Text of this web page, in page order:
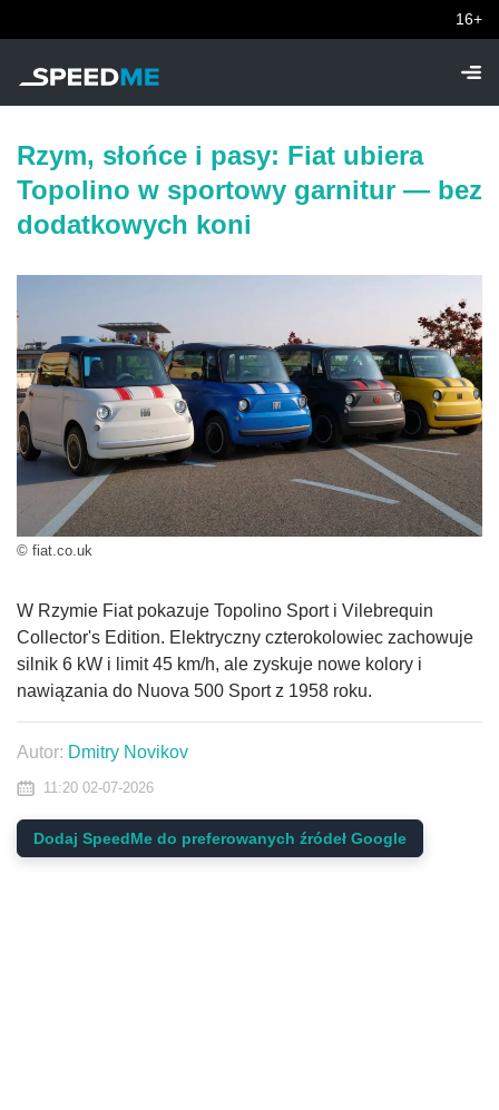
16+
Rzym, słońce i pasy: Fiat ubiera
Topolino w sportowy garnitur — bez
dodatkowych koni
© fiat.co.uk
W Rzymie Fiat pokazuje Topolino Sport i Vilebrequin
Collector's Edition. Elektryczny czterokolowiec zachowuje
silnik 6 kW i limit 45 km/h, ale zyskuje nowe kolory i
nawiązania do Nuova 500 Sport z 1958 roku.
Autor: Dmitry Novikov
11:20 02-07-2026
Dodaj SpeedMe do preferowanych źródeł Google